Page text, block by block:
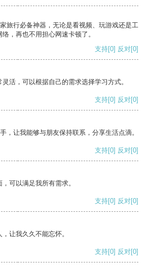
旅行必备神器，无论是看视频、玩游戏还是工
，再也不用担心网速卡顿了。
支持[0] 反对[0]
活，可以根据自己的需求选择学习方式。
支持[0] 反对[0]
，让我能够与朋友保持联系，分享生活点滴。
支持[0] 反对[0]
可以满足我所有需求。
支持[0] 反对[0]
让我久久不能忘怀。
支持[0] 反对[0]